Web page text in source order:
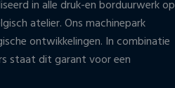
in alle druk-en borduurwerk op
atelier. Ons machinepark
ontwikkelingen. In combinatie
staat dit garant voor een